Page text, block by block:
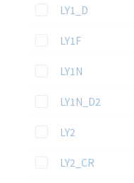
この資料を選択
LY1_D
この資料を選択
LY1F
この資料を選択
LY1N
この資料を選択
LY1N_D2
この資料を選択
LY2
この資料を選択
LY2_CR